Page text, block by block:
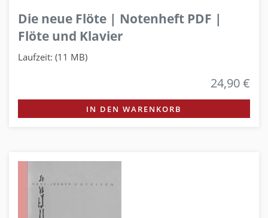
Die neue Flöte | Notenheft PDF |
Flöte und Klavier
Laufzeit: (11 MB)
24,90 €
IN DEN WARENKORB